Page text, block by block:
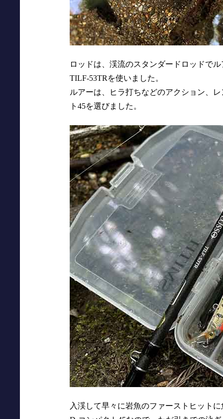
ロッドは、渓流のスタンダードロッドで
TILF-53TRを使いました。
ルアーは、ヒラ打ちなどのアクション、
ト45を選びました。
入渓して早々に岩魚のファーストヒット